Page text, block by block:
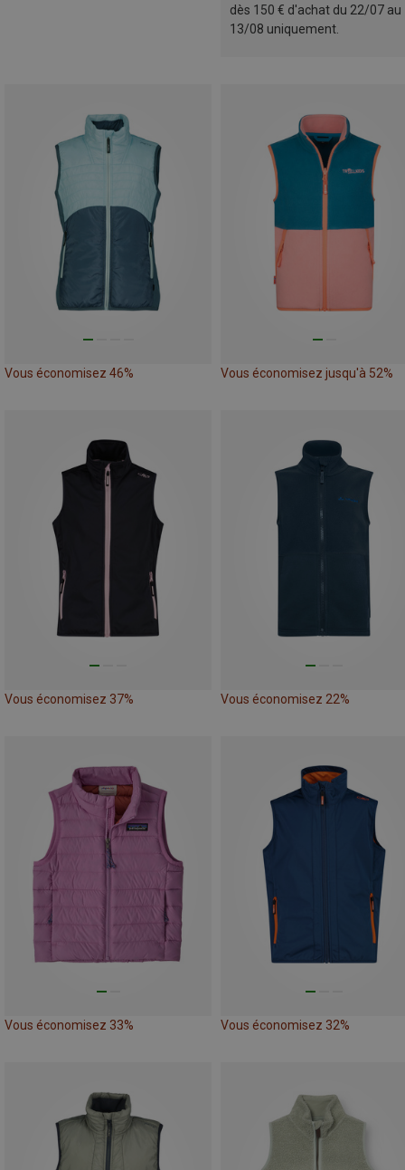
dès 150 € d'achat du 22/07 au
13/08 uniquement.
Vous économisez 46% Vous économisez jusqu'à 52%
Vous économisez 37% Vous économisez 22%
Vous économisez 33% Vous économisez 32%